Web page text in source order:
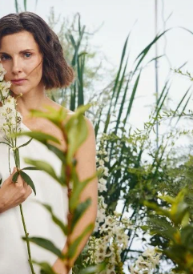
1Спасибо!
комментарий
вопрос, задайте его